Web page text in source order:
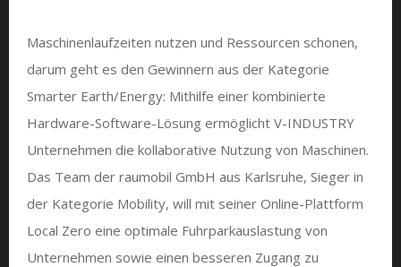
Maschinenlaufzeiten nutzen und Ressourcen schonen,
darum geht es den Gewinnern aus der Kategorie
Smarter Earth/Energy: Mithilfe einer kombinierte
Hardware-Software-Lösung ermöglicht V-INDUSTRY
Unternehmen die kollaborative Nutzung von Maschinen.
Das Team der raumobil GmbH aus Karlsruhe, Sieger in
der Kategorie Mobility, will mit seiner Online-Plattform
Local Zero eine optimale Fuhrparkauslastung von
Unternehmen sowie einen besseren Zugang zu